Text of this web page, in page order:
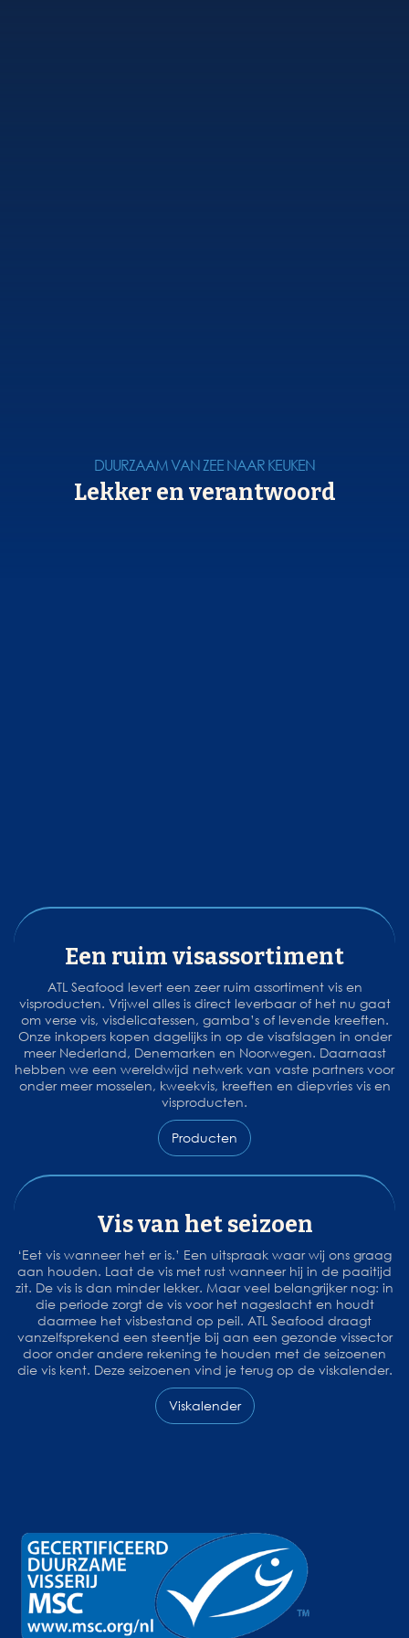
DUURZAAM VAN ZEE NAAR KEUKEN
Lekker en verantwoord
Een ruim visassortiment
ATL Seafood levert een zeer ruim assortiment vis en
visproducten. Vrijwel alles is direct leverbaar of het nu gaat
om verse vis, visdelicatessen, gamba’s of levende kreeften.
Onze inkopers kopen dagelijks in op de visafslagen in onder
meer Nederland, Denemarken en Noorwegen. Daarnaast
hebben we een wereldwijd netwerk van vaste partners voor
onder meer mosselen, kweekvis, kreeften en diepvries vis en
visproducten.
Producten
Vis van het seizoen
‘Eet vis wanneer het er is.’ Een uitspraak waar wij ons graag
aan houden. Laat de vis met rust wanneer hij in de paaitijd
zit. De vis is dan minder lekker. Maar veel belangrijker nog: in
die periode zorgt de vis voor het nageslacht en houdt
daarmee het visbestand op peil. ATL Seafood draagt
vanzelfsprekend een steentje bij aan een gezonde vissector
door onder andere rekening te houden met de seizoenen
die vis kent. Deze seizoenen vind je terug op de viskalender.
Viskalender